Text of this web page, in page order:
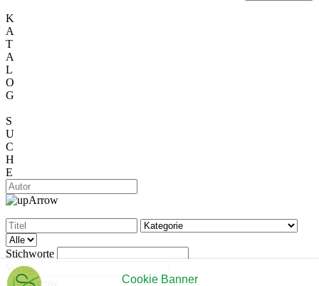
Cookie Banner
K
A
T
A
L
O
G
S
U
C
H
E
Stichworte
Verlag